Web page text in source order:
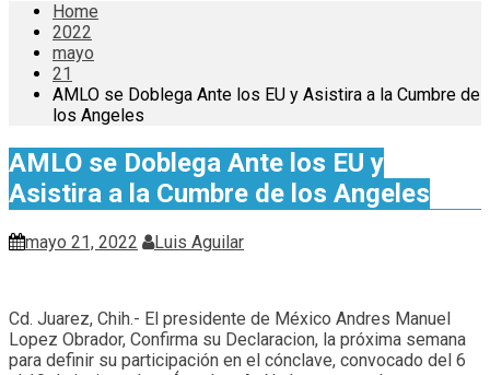
Home
2022
mayo
21
AMLO se Doblega Ante los EU y Asistira a la Cumbre de
los Angeles
AMLO se Doblega Ante los EU y
Asistira a la Cumbre de los Angeles
mayo 21, 2022 Luis Aguilar
Cd. Juarez, Chih.- El presidente de México Andres Manuel
Lopez Obrador, Confirma su Declaracion, la próxima semana
para definir su participación en el cónclave, convocado del 6